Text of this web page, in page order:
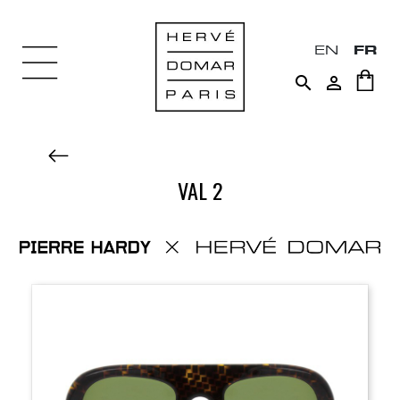
EN FR
 
VAL 2